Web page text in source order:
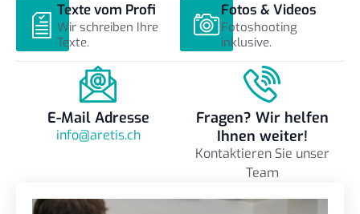
Texte vom Profi
Wir schreiben Ihre
Texte.
Fotos & Videos
Fotoshooting
inklusive.
E-Mail Adresse
info@aretis.ch
Fragen? Wir helfen
Ihnen weiter!
Kontaktieren Sie unser
Team